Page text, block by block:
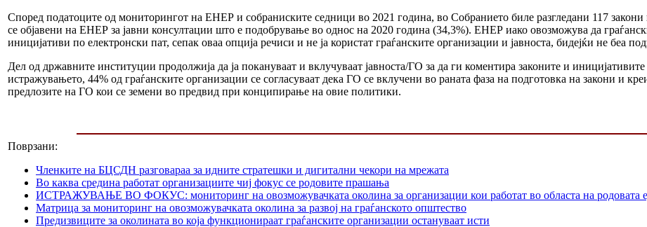
Според податоците од мониторингот на ЕНЕР и собраниските седници во 2021 година, во Собранието биле разгледани 117
се објавени на ЕНЕР за јавни консултации што е подобрување во однос на 2020 година (34,3%). ЕНЕР иако овозможува да
иницијативи по електронски пат, сепак оваа опција речиси и не ја користат граѓанските организации и јавноста, бидејќи не беа
Дел од државните институции продолжија да ја покануваат и вклучуваат јавноста/ГО за да ги коментира законите и
истражувањето, 44% од граѓанските организации се согласуваат дека ГО се вклучени во раната фаза на подготовка на закони и
предлозите на ГО кои се земени во предвид при конципирање на овие политики.
Поврзани:
Членките на БЦСДН разговараа за идните стратешки и дигитални чекори на мрежата
Во каква средина работат организациите чиј фокус се родовите прашања
ИСТРАЖУВАЊЕ ВО ФОКУС: мониторинг на овозможувачката околина за организации кои работат во областа на родовата
Матрица за мониторинг на овозможувачката околина за развој на граѓанското општество
Предизвиците за околината во која функционираат граѓанските организации остануваат исти